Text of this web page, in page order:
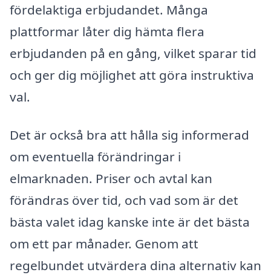
fördelaktiga erbjudandet. Många
plattformar låter dig hämta flera
erbjudanden på en gång, vilket sparar tid
och ger dig möjlighet att göra instruktiva
val.
Det är också bra att hålla sig informerad
om eventuella förändringar i
elmarknaden. Priser och avtal kan
förändras över tid, och vad som är det
bästa valet idag kanske inte är det bästa
om ett par månader. Genom att
regelbundet utvärdera dina alternativ kan